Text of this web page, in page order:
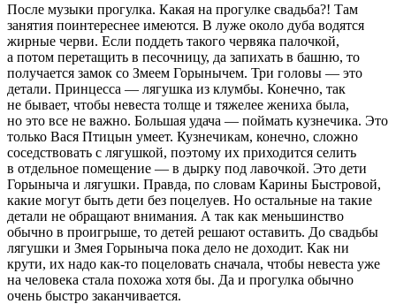
После музыки прогулка. Какая на прогулке свадьба?! Там
занятия поинтереснее имеются. В луже около дуба водятся
жирные черви. Если поддеть такого червяка палочкой,
а потом перетащить в песочницу, да запихать в башню, то
получается замок со Змеем Горынычем. Три головы — это
детали. Принцесса — лягушка из клумбы. Конечно, так
не бывает, чтобы невеста толще и тяжелее жениха была,
но это все не важно. Большая удача — поймать кузнечика. Это
только Вася Птицын умеет. Кузнечикам, конечно, сложно
соседствовать с лягушкой, поэтому их приходится селить
в отдельное помещение — в дырку под лавочкой. Это дети
Горыныча и лягушки. Правда, по словам Карины Быстровой,
какие могут быть дети без поцелуев. Но остальные на такие
детали не обращают внимания. А так как меньшинство
обычно в проигрыше, то детей решают оставить. До свадьбы
лягушки и Змея Горыныча пока дело не доходит. Как ни
крути, их надо как-то поцеловать сначала, чтобы невеста уже
на человека стала похожа хотя бы. Да и прогулка обычно
очень быстро заканчивается.